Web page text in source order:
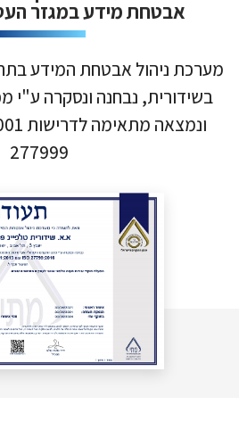
אבטחת מידע במגזר
מערכת ניהול אבטחת המידע
בשידורית, נבחנה ונסקרה ע"י
277999